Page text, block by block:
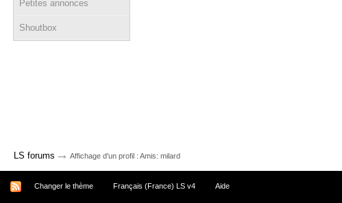
Petites annonces
Shoutbox
LS forums → Affichage d'un profil : Amis: milard
Changer le thème Français (France) LS v4 Aide